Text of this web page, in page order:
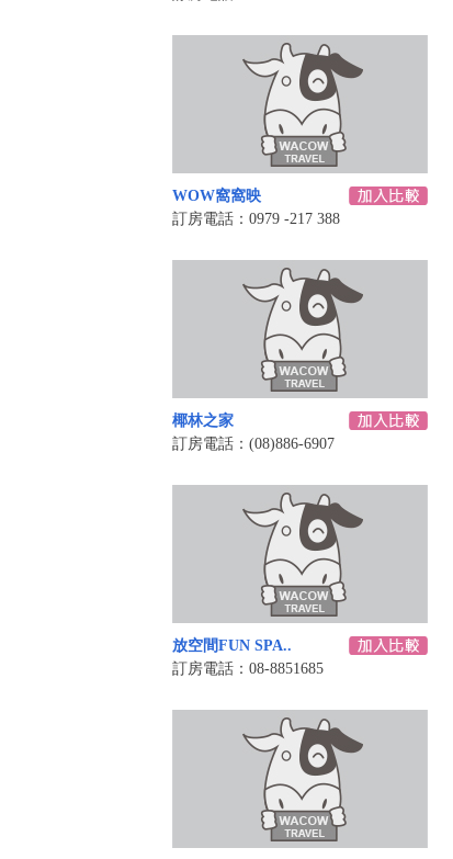
WOW窩窩映
訂房電話：0979 -217 388
椰林之家
訂房電話：(08)886-6907
放空間FUN SPA..
訂房電話：08-8851685